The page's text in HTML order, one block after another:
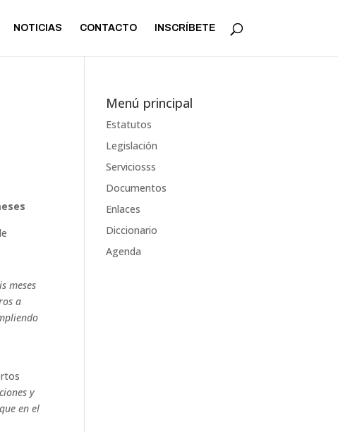
NOTICIAS CONTACTO INSCRÍBETE
meses
a
y
en el
Menú principal
Estatutos
Legislación
Serviciosss
Documentos
Enlaces
Diccionario
Agenda